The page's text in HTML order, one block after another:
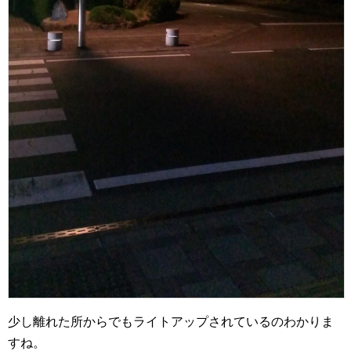
少し離れた所からでもライトアップされているのわかりま
すね。